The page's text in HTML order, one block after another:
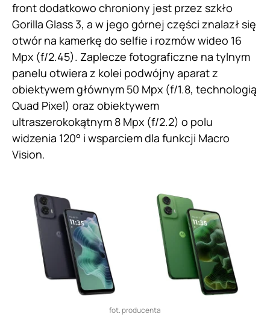
front dodatkowo chroniony jest przez szkło
Gorilla Glass 3, a w jego górnej części znalazł się
otwór na kamerkę do selfie i rozmów wideo 16
Mpx (f/2.45). Zaplecze fotograficzne na tylnym
panelu otwiera z kolei podwójny aparat z
obiektywem głównym 50 Mpx (f/1.8, technologią
Quad Pixel) oraz obiektywem
ultraszerokokątnym 8 Mpx (f/2.2) o polu
widzenia 120° i wsparciem dla funkcji Macro
Vision.
fot. producenta